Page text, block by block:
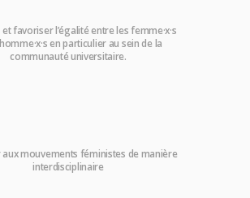
favoriser l’égalité entre les femme·x·s
en particulier au sein de la
communauté universitaire.
aux mouvements féministes de manière
interdisciplinaire